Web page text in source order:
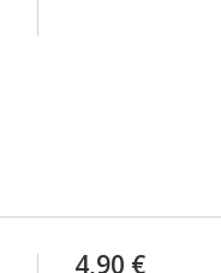
4,90 €